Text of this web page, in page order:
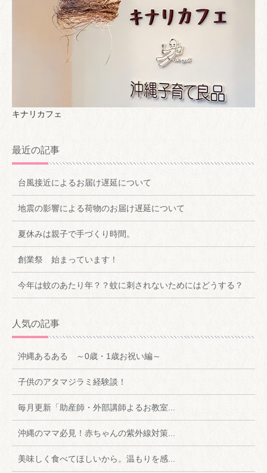
キナリカフェ
最近の記事
台風接近によるお届け遅延について
地震の影響による荷物のお届け遅延について
夏休みは親子で手づくり時間。
創業祭 始まっています！
今年は蚊のあたり年？？蚊に刺されないためにはどうする？
人気の記事
沖縄あるある ～0歳・1歳お祝い編～
子供のアタマジラミ経験談！
毎月更新「助産師・外部講師よるお教室...
沖縄のママ必見！赤ちゃんの紫外線対策...
美味しく食べてほしいから。温もりを感...